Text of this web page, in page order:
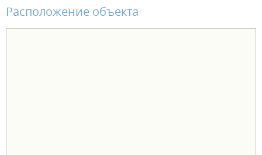
Расположение объекта